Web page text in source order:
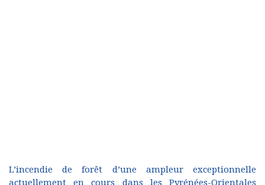
L’incendie de forêt d’une ampleur exceptionnelle
actuellement en cours dans les Pyrénées-Orientales